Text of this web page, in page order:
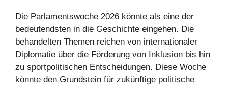
Die Parlamentswoche 2026 könnte als eine der
bedeutendsten in die Geschichte eingehen. Die
behandelten Themen reichen von internationaler
Diplomatie über die Förderung von Inklusion bis hin
zu sportpolitischen Entscheidungen. Diese Woche
könnte den Grundstein für zukünftige politische